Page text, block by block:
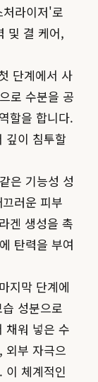
라이저'로
및 결 케어,
단계에서 사
로 수분을 공
할을 합니다.
깊이 침투할
은 기능성 성
러운 피부
겐 생성을 촉
탄력을 부여
지막 단계에
성분으로
채워 넣은 수
외부 자극으
이 체계적인